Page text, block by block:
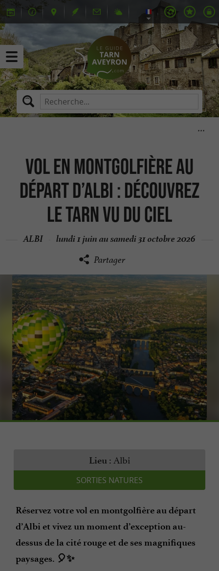
Vol en montgolfière au
départ d’Albi : découvrez
le Tarn vu du ciel
ALBI lundi 1 juin au samedi 31 octobre 2026
Partager
Lieu : Albi
SORTIES NATURES
Réservez votre vol en montgolfière au départ
d’Albi et vivez un moment d’exception au-
dessus de la cité rouge et de ses magnifiques
paysages. 🎈✨